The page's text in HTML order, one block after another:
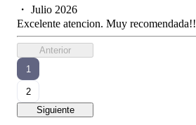
・ Julio 2026
Excelente atencion. Muy recomendada!!
Anterior
1
2
Siguiente